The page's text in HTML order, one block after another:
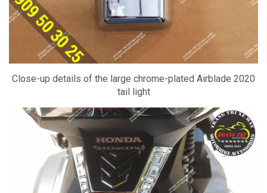
Close-up details of the large chrome-plated Airblade 2020
tail light